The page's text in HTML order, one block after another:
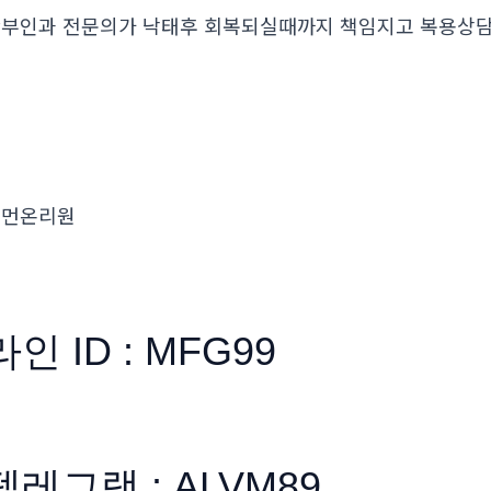
인과 전문의가 낙태후 회복되실때까지 책임지고 복용상
온리원
인 ID : MFG99